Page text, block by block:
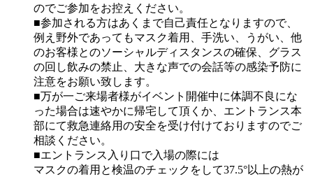
のでご参加をお控えください。
■参加される方はあくまで自己責任となりますので、
例え野外であってもマスク着用、手洗い、うがい、他
のお客様とのソーシャルディスタンスの確保、グラス
の回し飲みの禁止、大きな声での会話等の感染予防に
注意をお願い致します。
■万が一ご来場者様がイベント開催中に体調不良にな
った場合は速やかに帰宅して頂くか、エントランス本
部にて救急連絡用の安全を受け付けておりますのでご
相談ください。
■エントランス入り口で入場の際には
マスクの着用と検温のチェックをして37.5°以上の熱が